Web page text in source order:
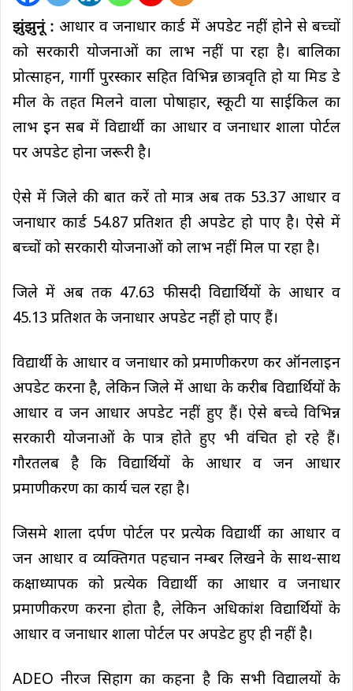
झुंझुनूं : आधार व जनाधार कार्ड में अपडेट नहीं होने से बच्चों
को सरकारी योजनाओं का लाभ नहीं पा रहा है। बालिका
प्रोत्साहन, गार्गी पुरस्कार सहित विभिन्न छात्रवृति हो या मिड डे
मील के तहत मिलने वाला पोषाहार, स्कूटी या साईकिल का
लाभ इन सब में विद्यार्थी का आधार व जनाधार शाला पोर्टल
पर अपडेट होना जरूरी है।
ऐसे में जिले की बात करें तो मात्र अब तक 53.37 आधार व
जनाधार कार्ड 54.87 प्रतिशत ही अपडेट हो पाए है। ऐसे में
बच्चों को सरकारी योजनाओं को लाभ नहीं मिल पा रहा है।
जिले में अब तक 47.63 फीसदी विद्यार्थियों के आधार व
45.13 प्रतिशत के जनाधार अपडेट नहीं हो पाए हैं।
विद्यार्थी के आधार व जनाधार को प्रमाणीकरण कर ऑनलाइन
अपडेट करना है, लेकिन जिले में आधा के करीब विद्यार्थियों केे
आधार व जन आधार अपडेट नहीं हुए हैं। ऐसे बच्चे विभिन्न
सरकारी योजनाओं के पात्र होते हुए भी वंचित हो रहे हैं।
गौरतलब है कि विद्यार्थियों के आधार व जन आधार
प्रमाणीकरण का कार्य चल रहा है।
जिसमे शाला दर्पण पोर्टल पर प्रत्येक विद्यार्थी का आधार व
जन आधार व व्यक्तिगत पहचान नम्बर लिखने के साथ-साथ
कक्षाध्यापक को प्रत्येक विद्यार्थी का आधार व जनाधार
प्रमाणीकरण करना होता है, लेकिन अधिकांश विद्यार्थियों के
आधार व जनाधार शाला पोर्टल पर अपडेट हुए ही नहीं है।
ADEO नीरज सिहाग का कहना है कि सभी विद्यालयों के